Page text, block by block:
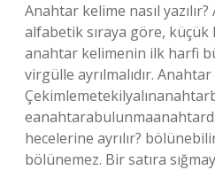
Anahtar kelime nasıl
alfabetik sıraya göre,
anahtar kelimenin ilk harfi
virgülle ayrılmalıdır.
hecelerine ayrılır?
bölünemez. Bir satıra